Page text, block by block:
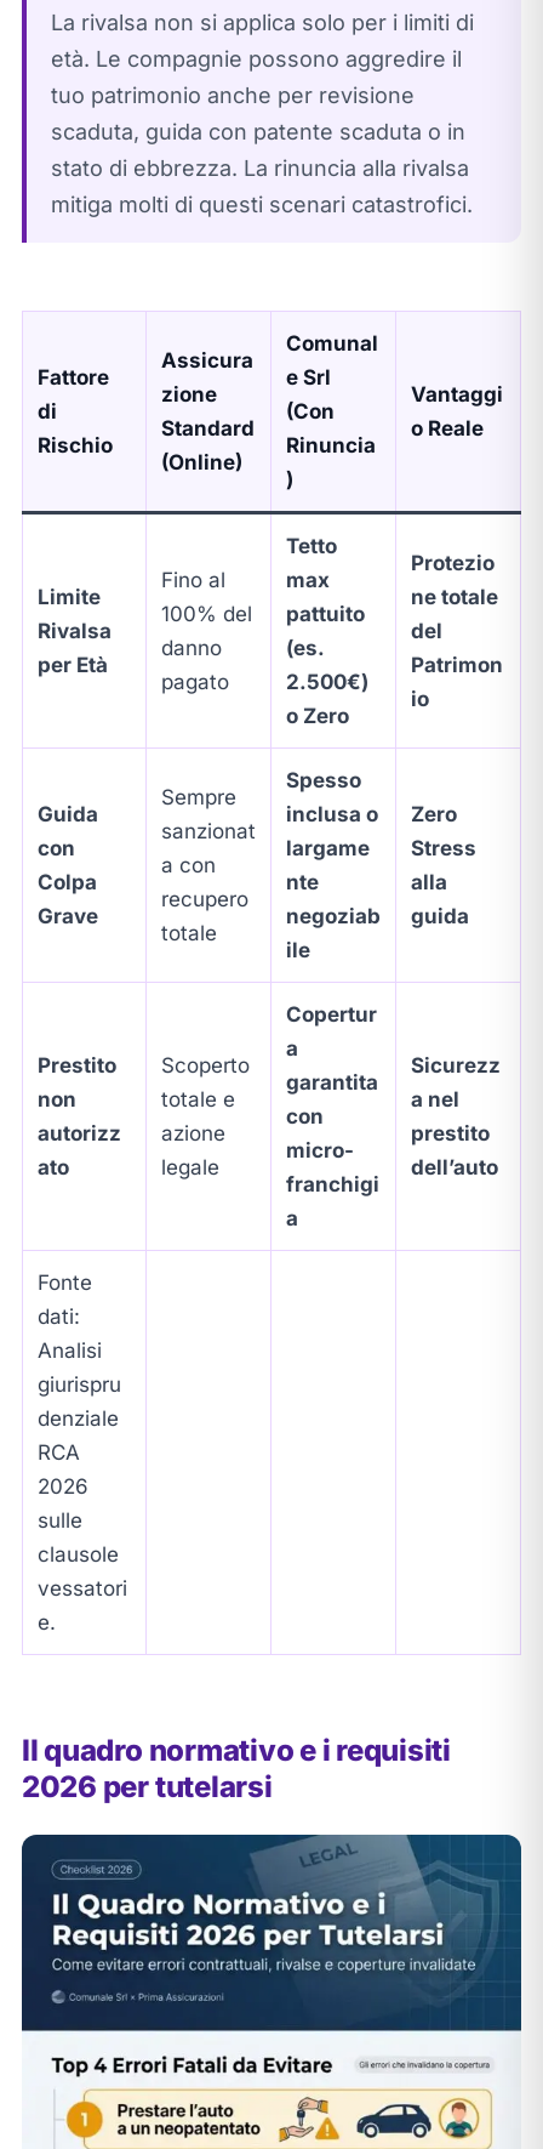
La rivalsa non si applica solo per i limiti di
età. Le compagnie possono aggredire il
tuo patrimonio anche per revisione
scaduta, guida con patente scaduta o in
stato di ebbrezza. La rinuncia alla rivalsa
mitiga molti di questi scenari catastrofici.
Fattore
di
Rischio
Assicura
zione
Standard
(Online)
Comunal
e Srl
(Con
Rinuncia
)
Vantaggi
o Reale
Limite
Rivalsa
per Età
Fino al
100% del
danno
pagato
Tetto
max
pattuito
(es.
2.500€)
o Zero
Protezio
ne totale
del
Patrimon
io
Guida
con
Colpa
Grave
Sempre
sanzionat
a con
recupero
totale
Spesso
inclusa o
largame
nte
negoziab
ile
Zero
Stress
alla
guida
Prestito
non
autorizz
ato
Scoperto
totale e
azione
legale
Copertur
a
garantita
con
micro-
franchigi
a
Sicurezz
a nel
prestito
dell’auto
Fonte
dati:
Analisi
giurispru
denziale
RCA
2026
sulle
clausole
vessatori
e.
Il quadro normativo e i requisiti
2026 per tutelarsi